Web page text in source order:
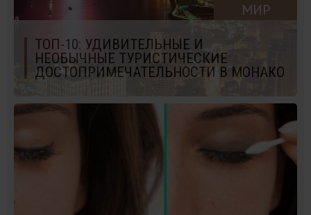
МИР
ТОП-10: УДИВИТЕЛЬНЫЕ И
НЕОБЫЧНЫЕ ТУРИСТИЧЕСКИЕ
ДОСТОПРИМЕЧАТЕЛЬНОСТИ В МОНАКО